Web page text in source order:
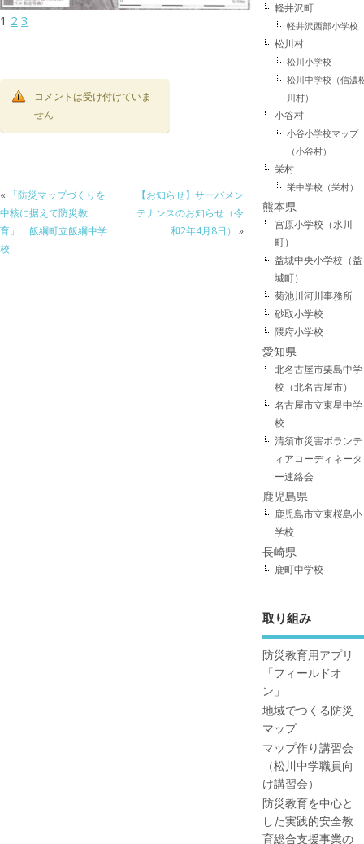
1 2 3
コメントは受け付けていま
せん
«
「防災マップづくりを
中核に据えて防災教
育」 飯綱町立飯綱中学
校
【お知らせ】サーバメン
テナンスのお知らせ（令
和2年4月8日） »
軽井沢町
軽井沢西部小学校
松川村
松川小学校
松川中学校（信濃
川村）
小谷村
小谷小学校マップ
（小谷村）
栄村
栄中学校（栄村）
熊本県
宮原小学校（氷川
町）
益城中央小学校（益
城町）
菊池川河川事務所
砂取小学校
隈府小学校
愛知県
北名古屋市栗島中学
校（北名古屋市）
名古屋市立東星中学
校
清須市災害ボランテ
ィアコーディネータ
ー連絡会
鹿児島県
鹿児島市立東桜島小
学校
長崎県
鹿町中学校
取り組み
防災教育用アプリ
「フィールドオ
ン」
地域でつくる防災
マップ
マップ作り講習会
（松川中学職員向
け講習会）
防災教育を中心と
した実践的安全教
育総合支援事業の